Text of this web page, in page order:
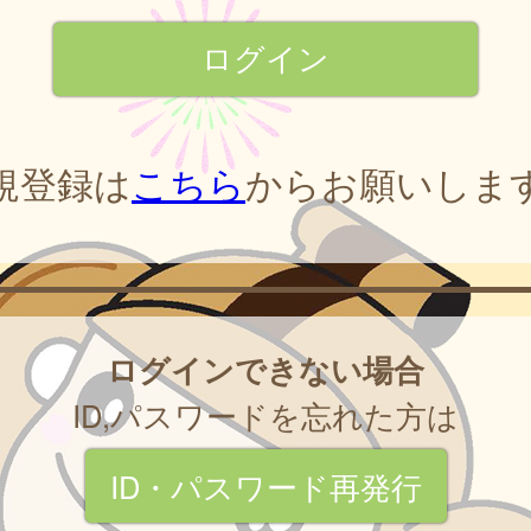
登録はこちらからお願いしま
ログインできない場合
ID,パスワードを忘れた方は
ID・パスワード再発行